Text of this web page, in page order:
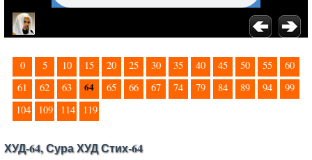
0 5 10 15 20 25 30 35 40 45 50 55
60
61
62 63 64 65 66 67 74 79 84 89 94
99
104
109 114 119
ХУД-64, Сура ХУД Стих-64